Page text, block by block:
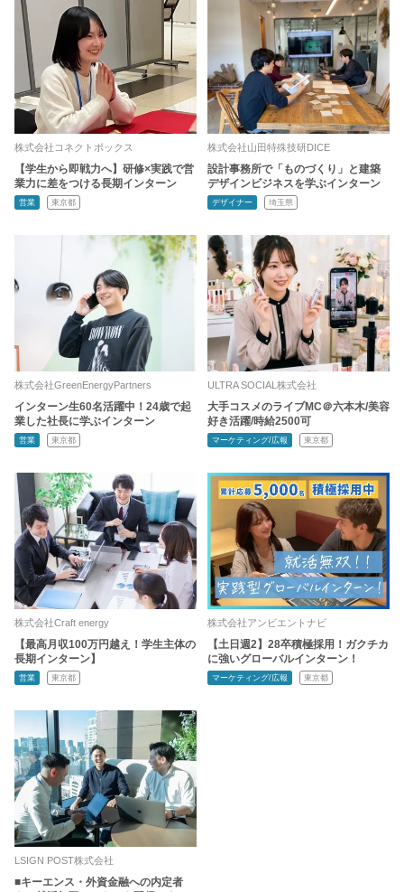
株式会社コネクトボックス
【学生から即戦力へ】研修×実践で営
業力に差をつける長期インターン
営業 東京都
株式会社山田特殊技研DICE
設計事務所で「ものづくり」と建築
デザインビジネスを学ぶインターン
デザイナー 埼玉県
株式会社GreenEnergyPartners
インターン生60名活躍中！24歳で起
業した社長に学ぶインターン
営業 東京都
ULTRA SOCIAL株式会社
大手コスメのライブMC＠六本木/美容
好き活躍/時給2500可
マーケティング/広報 東京都
株式会社Craft energy
【最高月収100万円越え！学生主体の
長期インターン】
営業 東京都
株式会社アンビエントナビ
【土日週2】28卒積極採用！ガクチカ
に強いグローバルインターン！
マーケティング/広報 東京都
LSIGN POST株式会社
■キーエンス・外資金融への内定者